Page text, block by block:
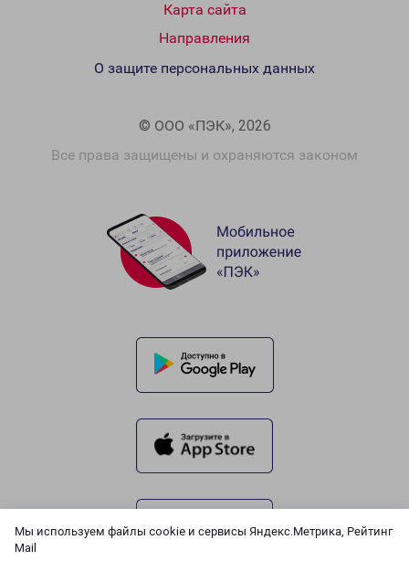
Мы используем файлы cookie и сервисы Яндекс.Метрика, Рейтинг
Mail
Карта сайта
Направления
© ООО «ПЭК», 2026
Все права защищены и охраняются законом
О защите персональных данных